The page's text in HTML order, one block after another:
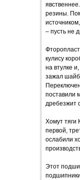
резины.
– пусть не
кулису
на втулке
зажал
поставили
дребезжит
Хомут тяги
первой,
ослабили
Этот